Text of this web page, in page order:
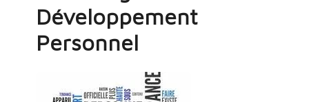
Développement
Personnel